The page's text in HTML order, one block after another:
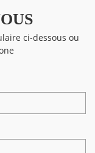
ci-dessous ou